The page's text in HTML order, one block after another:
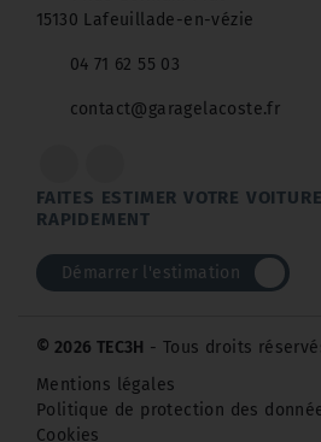
15130 Lafeuillade-en-vézie
04 71 62 55 03
contact@garagelacoste.fr
FAITES ESTIMER VOTRE
RAPIDEMENT
Démarrer l'estimation
© 2026 TEC3H - Tous droits
Mentions légales
Politique de protection des
Cookies